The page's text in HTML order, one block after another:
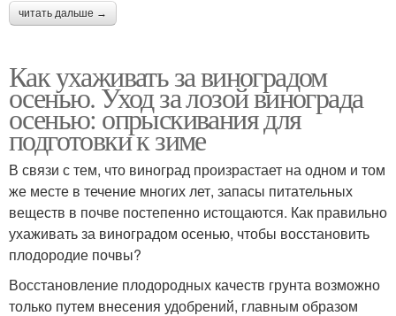
читать дальше →
Как ухаживать за виноградом
осенью. Уход за лозой винограда
осенью: опрыскивания для
подготовки к зиме
В связи с тем, что виноград произрастает на одном и том
же месте в течение многих лет, запасы питательных
веществ в почве постепенно истощаются. Как правильно
ухаживать за виноградом осенью, чтобы восстановить
плодородие почвы?
Восстановление плодородных качеств грунта возможно
только путем внесения удобрений, главным образом